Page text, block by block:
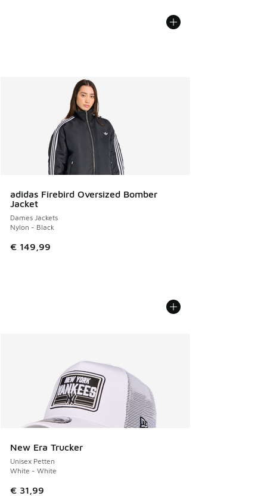
adidas Firebird Oversized Bomber
Jacket
Dames Jackets
Nylon - Black
€ 149,99
New Era Trucker
Unisex Petten
White - White
€ 31,99